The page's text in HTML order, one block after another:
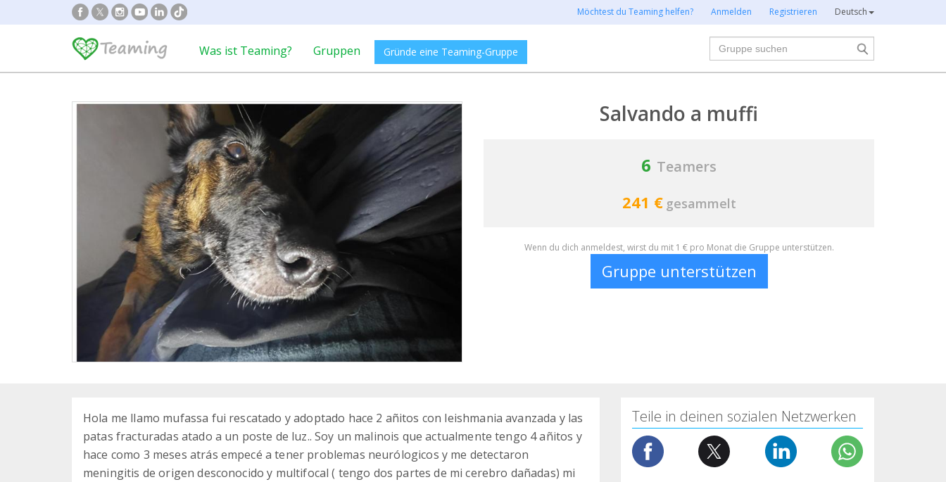
Möchtest du Teaming helfen? Anmelden Registrieren Deutsch
Was ist Teaming? Gruppen Gründe eine Teaming-Gruppe
Suche
Salvando a muffi
6 Teamers
241 € gesammelt
Wenn du dich anmeldest, wirst du mit 1 € pro Monat die Gruppe unterstützen.
Gruppe unterstützen
Hola me llamo mufassa fui rescatado y adoptado hace 2 añitos con leishmania avanzada y las
patas fracturadas atado a un poste de luz.. Soy un malinois que actualmente tengo 4 añitos y
hace como 3 meses atrás empecé a tener problemas neurólogicos y me detectaron
meningitis de origen desconocido y multifocal ( tengo dos partes de mi cerebro dañadas) mi
Teile in deinen sozialen Netzwerken